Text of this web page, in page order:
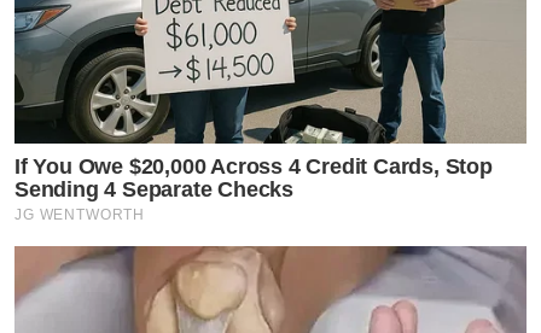
If You Owe $20,000 Across 4 Credit Cards, Stop
Sending 4 Separate Checks
JG WENTWORTH